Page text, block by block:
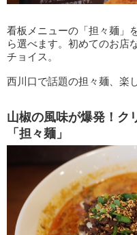
看板メニューの「担々麺」
ら選べます。初めてのお店
チョイス。
西川口で話題の担々麺、楽
山椒の風味が爆発！ク
「担々麺」